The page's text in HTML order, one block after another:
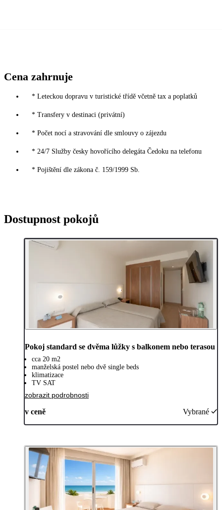
Cena zahrnuje
* Leteckou dopravu v turistické třídě včetně tax a poplatků
* Transfery v destinaci (privátní)
* Počet nocí a stravování dle smlouvy o zájezdu
* 24/7 Služby česky hovořícího delegáta Čedoku na telefonu
* Pojištění dle zákona č. 159/1999 Sb.
Dostupnost pokojů
Pokoj standard se dvěma lůžky s balkonem nebo terasou
cca 20 m2
manželská postel nebo dvě single beds
klimatizace
TV SAT
zobrazit podrobnosti
v ceně Vybrané